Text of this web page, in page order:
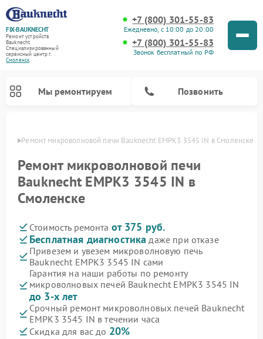
FIX-BAUKNECHT
Ремонт устройств
Bauknecht
Специализированный
cервисный центр г.
Смоленск
+7 (800) 301-55-83
Ежедневно, с 10:00 до 20:00
+7 (800) 301-55-83
Звонок бесплатный по РФ
Мы ремонтируем Позвонить
Ремонт микроволновой печи Bauknecht EMPK3 3545 IN в Смоленске
Ремонт микроволновой печи
Bauknecht EMPK3 3545 IN в
Смоленске
Стоимость ремонта от 375 руб.
Бесплатная диагностика даже при отказе
Привезем и увезем микроволновую печь
Bauknecht EMPK3 3545 IN сами
Гарантия на наши работы по ремонту
микроволновых печей Bauknecht EMPK3 3545 IN
до 3-х лет
Срочный ремонт микроволновых печей Bauknecht
EMPK3 3545 IN в течении часа
Скидка для вас до 20%